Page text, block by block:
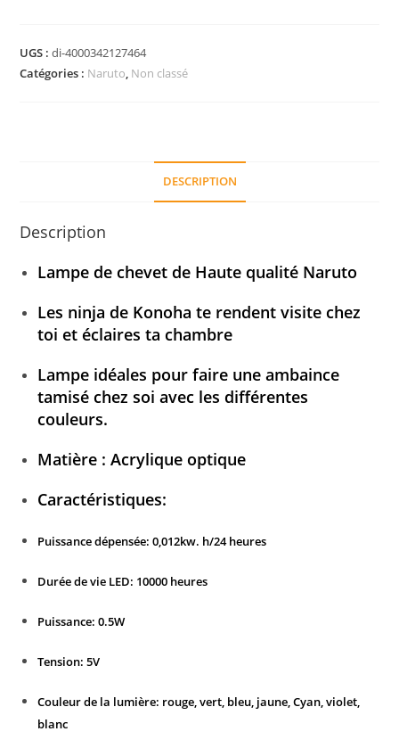
UGS :di-4000342127464
Catégories : Naruto, Non classé
DESCRIPTION
Description
Lampe de chevet de Haute qualité Naruto
Les ninja de Konoha te rendent visite chez
toi et éclaires ta chambre
Lampe idéales pour faire une ambaince
tamisé chez soi avec les différentes
couleurs.
Matière : Acrylique optique
Caractéristiques:
Puissance dépensée: 0,012kw. h/24 heures
Durée de vie LED: 10000 heures
Puissance: 0.5W
Tension: 5V
Couleur de la lumière: rouge, vert, bleu, jaune, Cyan, violet,
blanc